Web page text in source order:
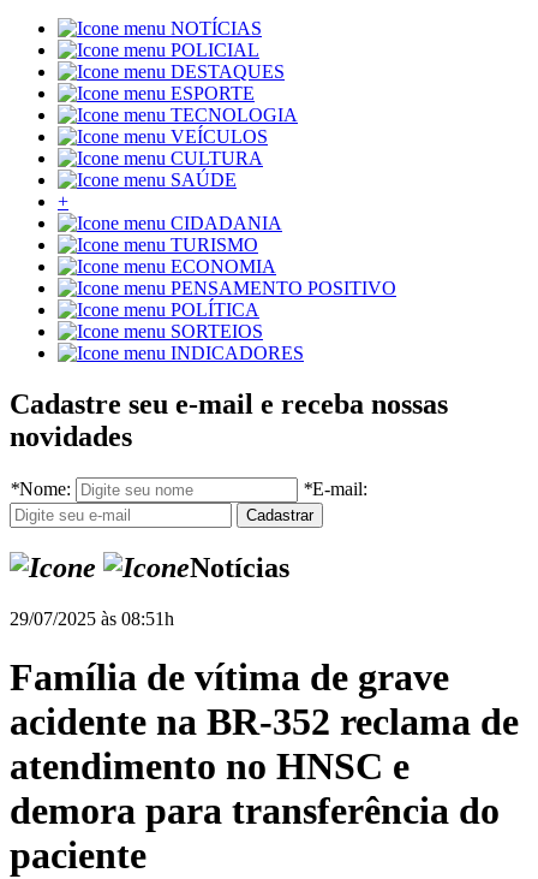
NOTÍCIAS
POLICIAL
DESTAQUES
ESPORTE
TECNOLOGIA
VEÍCULOS
CULTURA
SAÚDE
+
CIDADANIA
TURISMO
ECONOMIA
PENSAMENTO POSITIVO
POLÍTICA
SORTEIOS
INDICADORES
Cadastre seu e-mail e receba nossas
novidades
*Nome: *E-mail:
Notícias
29/07/2025 às 08:51h
Família de vítima de grave
acidente na BR-352 reclama de
atendimento no HNSC e
demora para transferência do
paciente